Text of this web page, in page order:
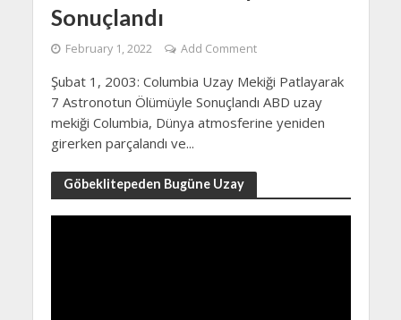
Sonuçlandı
February 1, 2022 Add Comment
Şubat 1, 2003: Columbia Uzay Mekiği Patlayarak
7 Astronotun Ölümüyle Sonuçlandı ABD uzay
mekiği Columbia, Dünya atmosferine yeniden
girerken parçalandı ve...
Göbeklitepeden Bugüne Uzay